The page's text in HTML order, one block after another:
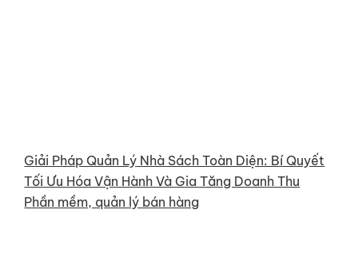
Giải Pháp Quản Lý Nhà Sách Toàn Diện: Bí Quyết
Tối Ưu Hóa Vận Hành Và Gia Tăng Doanh Thu
Phần mềm, quản lý bán hàng